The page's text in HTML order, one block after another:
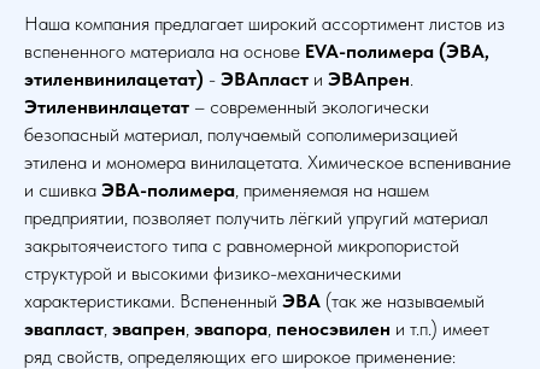
Наша компания предлагает широкий ассортимент листов из
вспененного материала на основе EVA-полимера (ЭВА,
этиленвинилацетат) - ЭВАпласт и ЭВАпрен.
Этиленвинлацетат – современный экологически
безопасный материал, получаемый сополимеризацией
этилена и мономера винилацетата. Химическое вспенивание
и сшивка ЭВА-полимера, применяемая на нашем
предприятии, позволяет получить лёгкий упругий материал
закрытоячеистого типа с равномерной микропористой
структурой и высокими физико-механическими
характеристиками. Вспененный ЭВА (так же называемый
эвапласт, эвапрен, эвапора, пеносэвилен и т.п.) имеет
ряд свойств, определяющих его широкое применение: